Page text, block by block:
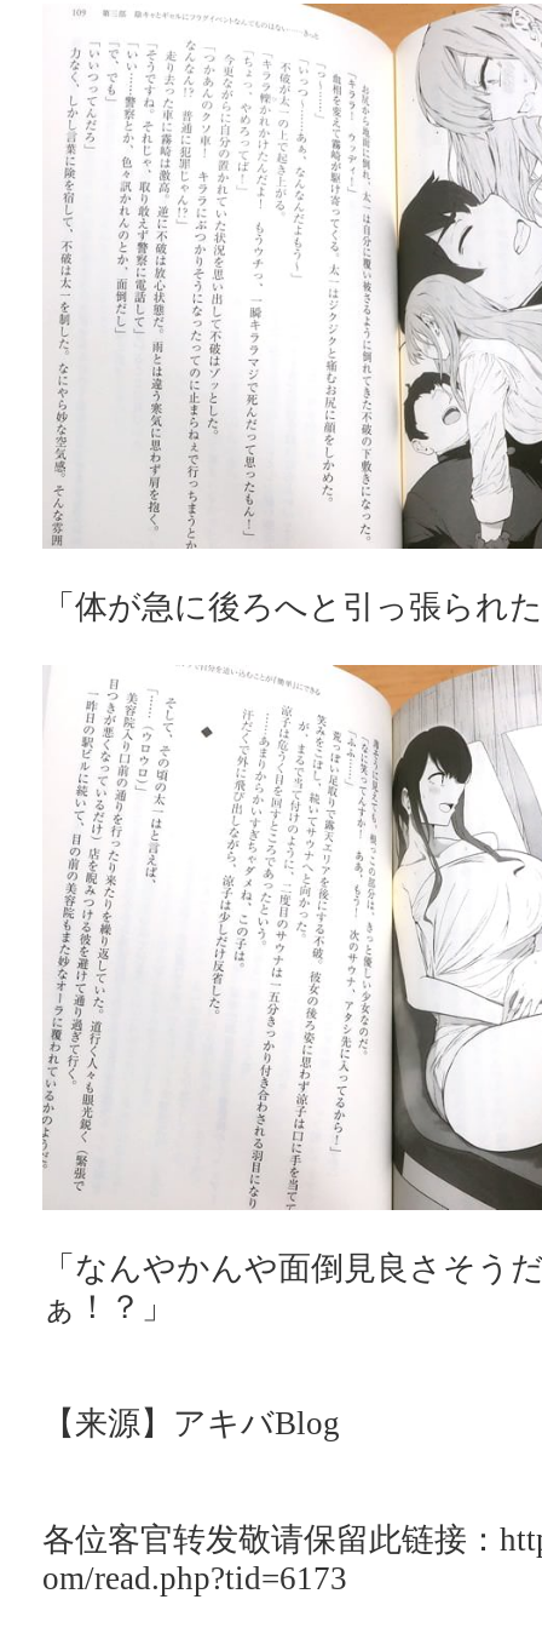
「体が急に後ろへと引っ張られ
「なんやかんや面倒見良さそう
ぁ！？」
【来源】アキバBlog
各位客官转发敬请保留此链接：
om/read.php?tid=6173